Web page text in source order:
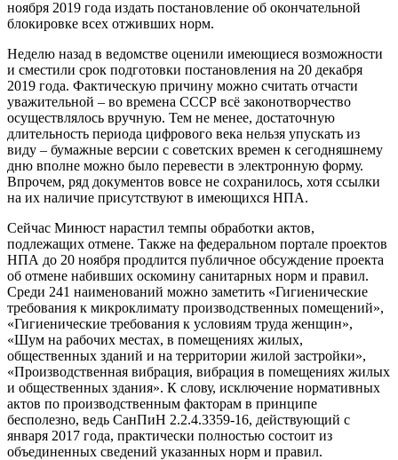
ноября 2019 года издать постановление об окончательной
блокировке всех отживших норм.
Неделю назад в ведомстве оценили имеющиеся возможности
и сместили срок подготовки постановления на 20 декабря
2019 года. Фактическую причину можно считать отчасти
уважительной – во времена СССР всё законотворчество
осуществлялось вручную. Тем не менее, достаточную
длительность периода цифрового века нельзя упускать из
виду – бумажные версии с советских времен к сегодняшнему
дню вполне можно было перевести в электронную форму.
Впрочем, ряд документов вовсе не сохранилось, хотя ссылки
на их наличие присутствуют в имеющихся НПА.
Сейчас Минюст нарастил темпы обработки актов,
подлежащих отмене. Также на федеральном портале проектов
НПА до 20 ноября продлится публичное обсуждение проекта
об отмене набивших оскомину санитарных норм и правил.
Среди 241 наименований можно заметить «Гигиенические
требования к микроклимату производственных помещений»,
«Гигиенические требования к условиям труда женщин»,
«Шум на рабочих местах, в помещениях жилых,
общественных зданий и на территории жилой застройки»,
«Производственная вибрация, вибрация в помещениях жилых
и общественных здания». К слову, исключение нормативных
актов по производственным факторам в принципе
бесполезно, ведь СанПиН 2.2.4.3359-16, действующий с
января 2017 года, практически полностью состоит из
объединенных сведений указанных норм и правил.